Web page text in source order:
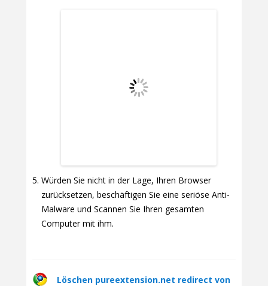
Würden Sie nicht in der Lage, Ihren Browser
zurücksetzen, beschäftigen Sie eine seriöse Anti-
Malware und Scannen Sie Ihren gesamten
Computer mit ihm.
Löschen pureextension.net redirect von